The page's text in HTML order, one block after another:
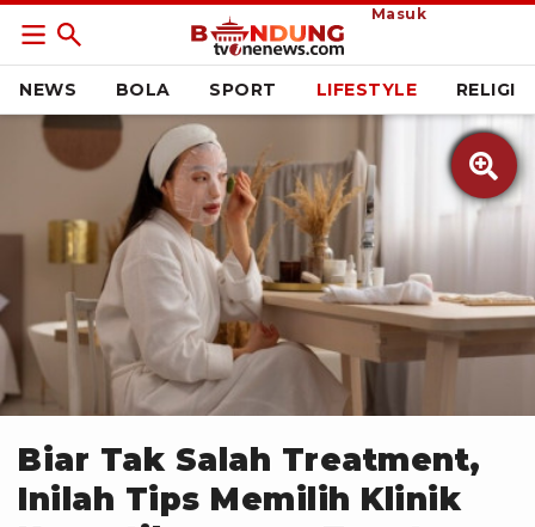
Masuk
NEWS BOLA SPORT LIFESTYLE RELIGI

Biar Tak Salah Treatment,
Inilah Tips Memilih Klinik